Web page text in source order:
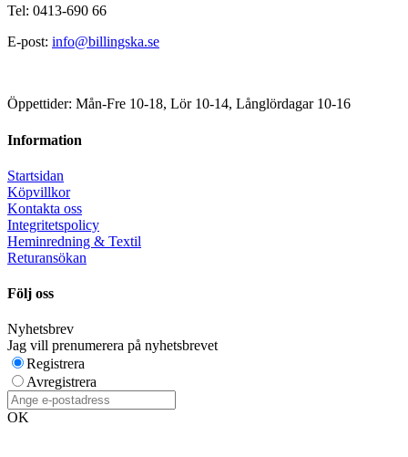
Tel: 0413-690 66
E-post: info@billingska.se
Öppettider: Mån-Fre 10-18, Lör 10-14, Långlördagar 10-16
Information
Startsidan
Köpvillkor
Kontakta oss
Integritetspolicy
Heminredning & Textil
Returansökan
Följ oss
Nyhetsbrev
Jag vill prenumerera på nyhetsbrevet
Registrera
Avregistrera
OK